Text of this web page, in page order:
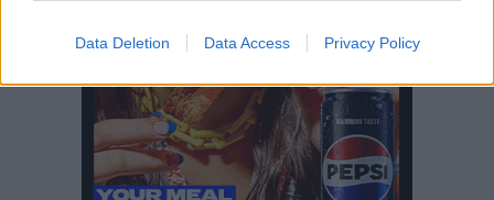
Data Deletion Data Access Privacy Policy
Στρατηγικές Προτάσεις για την Ενίσχυση της
Νοσοκομεία της Γ΄ Ζώνης
Τοπικές Ειδήσεις• πριν 5 ώρες
Πάνθηρες: Ξεκίνησαν αισιόδοξοι για την παρθενική